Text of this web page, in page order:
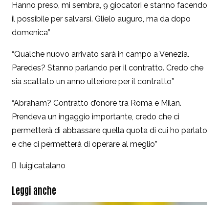
Hanno preso, mi sembra, 9 giocatori e stanno facendo
il possibile per salvarsi. Glielo auguro, ma da dopo
domenica”
“Qualche nuovo arrivato sarà in campo a Venezia.
Paredes? Stanno parlando per il contratto. Credo che
sia scattato un anno ulteriore per il contratto”
“Abraham? Contratto d’onore tra Roma e Milan.
Prendeva un ingaggio importante, credo che ci
permetterà di abbassare quella quota di cui ho parlato
e che ci permetterà di operare al meglio”
luigicatalano
Leggi anche